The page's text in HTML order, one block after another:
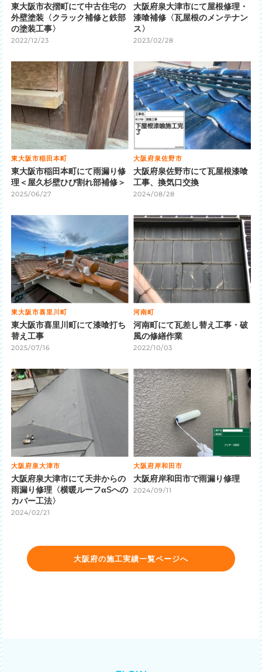
東大阪市衣摺町にて中古住宅の
外壁塗装〈クラック補修と鉄部
の塗装工事〉
2022/12/23
大阪府泉大津市にて屋根修理・
漆喰補修〈瓦屋根のメンテナン
ス〉
2023/02/28
東大阪市稲田本町
東大阪市稲田本町にて雨漏り修
理＜屋久杉壁ひび割れ部補修＞
2025/06/27
大阪府泉佐野市
大阪府泉佐野市にて瓦屋根漆喰
工事、換気口交換
2024/08/28
東大阪市喜里川町
東大阪市喜里川町にて漆喰打ち
替え工事
2025/07/16
河南町
河南町にて瓦差し替え工事・破
風の修繕作業
2022/10/03
大阪府泉大津市
大阪府泉大津市にて天井からの
雨漏り修理〈横暖ルーフαSへの
カバー工法〉
2024/02/21
大阪府岸和田市
大阪府岸和田市で雨漏り修理
2024/09/11
大阪府の施工実績一覧ページへ